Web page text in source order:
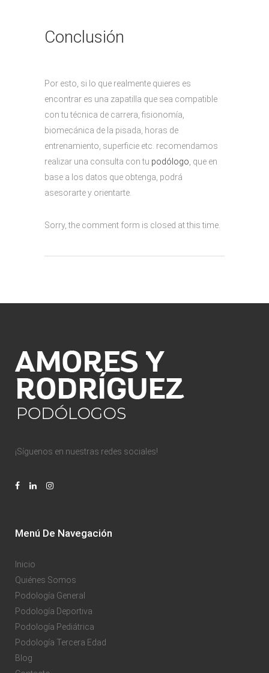
Conclusión
Por esto, si lo que realmente quieres es
encontrar es una zapatilla que sea compatible
con tu técnica de carrera, fisionomía,
biomecánica de la pisada, horas de
entrenamiento, superficie etc. recomendamos
realizar una consulta con tu podólogo , que en
base a los datos que obtenga, podrá
asesorarte y orientarte.
Sorry, the comment form is closed at this time.
¡Síguenos en nuestras redes sociales!
Menú De Navegación
Inicio
Quiénes Somos
Podología General
Podología Deportiva
Podología Pediátrica
Podología Tercera Edad
Blog